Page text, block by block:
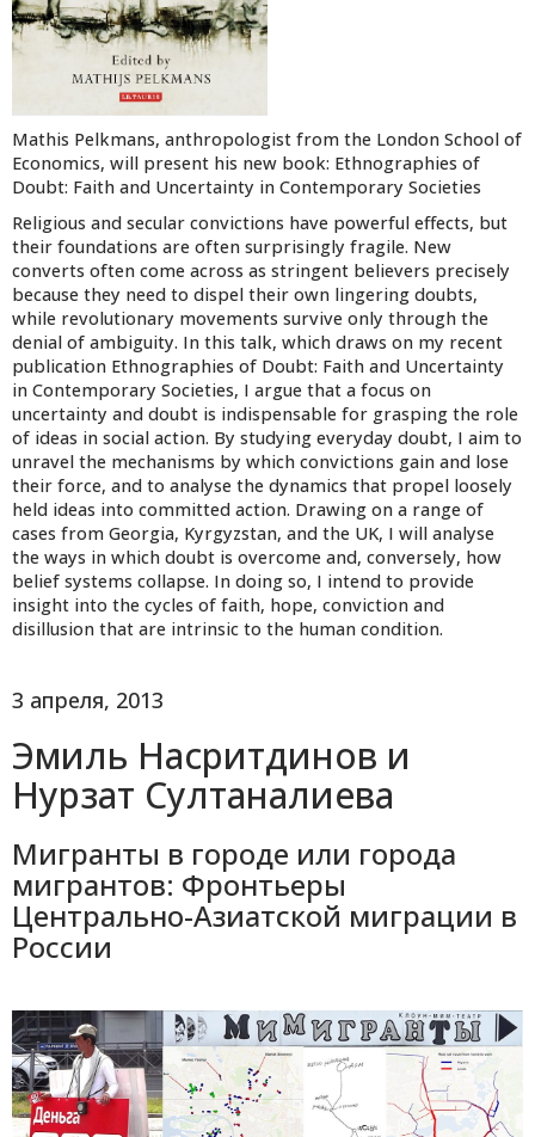
Mathis Pelkmans, anthropologist from the London School of
Economics, will present his new book: Ethnographies of
Doubt: Faith and Uncertainty in Contemporary Societies
Religious and secular convictions have powerful effects, but
their foundations are often surprisingly fragile. New
converts often come across as stringent believers precisely
because they need to dispel their own lingering doubts,
while revolutionary movements survive only through the
denial of ambiguity. In this talk, which draws on my recent
publication Ethnographies of Doubt: Faith and Uncertainty
in Contemporary Societies, I argue that a focus on
uncertainty and doubt is indispensable for grasping the role
of ideas in social action. By studying everyday doubt, I aim to
unravel the mechanisms by which convictions gain and lose
their force, and to analyse the dynamics that propel loosely
held ideas into committed action. Drawing on a range of
cases from Georgia, Kyrgyzstan, and the UK, I will analyse
the ways in which doubt is overcome and, conversely, how
belief systems collapse. In doing so, I intend to provide
insight into the cycles of faith, hope, conviction and
disillusion that are intrinsic to the human condition.
3 апреля, 2013
Эмиль Насритдинов и
Нурзат Султаналиева
Мигранты в городе или города
мигрантов: Фронтьеры
Центрально-Азиатской миграции в
России